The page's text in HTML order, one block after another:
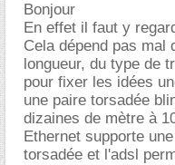
Bonjour
En effet il faut y
Cela dépend pas mal
longueur, du type de
pour fixer les idées
une paire torsadée
dizaines de mètre à
Ethernet supporte
torsadée et l'adsl